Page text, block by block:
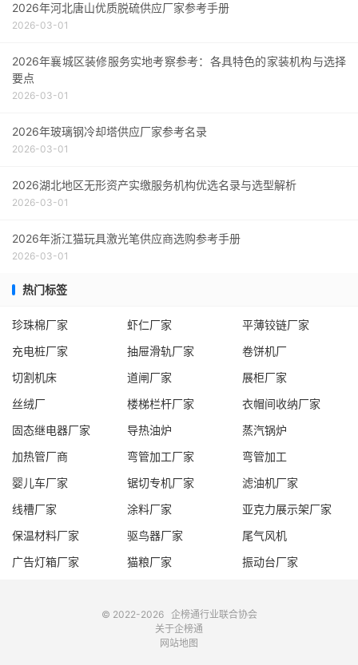
2026年河北唐山优质脱硫供应厂家参考手册
2026-03-01
2026年襄城区装修服务实地考察参考：各具特色的家装机构与选择
要点
2026-03-01
2026年玻璃钢冷却塔供应厂家参考名录
2026-03-01
2026湖北地区无形资产实缴服务机构优选名录与选型解析
2026-03-01
2026年浙江猫玩具激光笔供应商选购参考手册
2026-03-01
热门标签
珍珠棉厂家 虾仁厂家
平薄铰链厂家
充电桩厂家
抽屉滑轨厂家
卷饼机厂
切割机床
道闸厂家
展柜厂家
丝绒厂
楼梯栏杆厂家
衣帽间收纳厂家
固态继电器厂家
导热油炉
蒸汽锅炉
加热管厂商
弯管加工厂家
弯管加工
婴儿车厂家
锯切专机厂家
滤油机厂家
线槽厂家
涂料厂家
亚克力展示架厂家
保温材料厂家
驱鸟器厂家
尾气风机
广告灯箱厂家
猫粮厂家 振动台厂家
© 2022-2026 企榜通行业联合协会
关于企榜通
网站地图